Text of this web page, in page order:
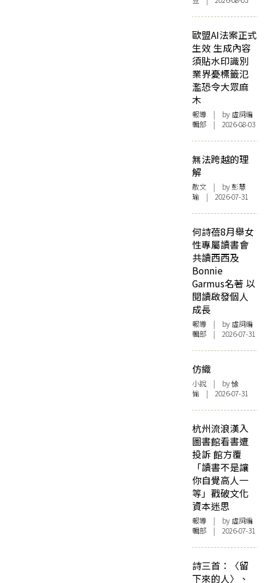
歐盟AI法案正式
生效 生成內容
須貼水印識別
業界憂標籤氾
濫恐令大眾麻
木
報導 | by 虛詞編
輯部 | 2026-08-03
無法跨越的理
解
散文 | by 彭慧
瑜 | 2026-07-31
何詩蓓8月舉女
性專屬讀書會
共讀西西及
Bonnie
Garmus名著 以
閱讀啟發個人
成長
報導 | by 虛詞編
輯部 | 2026-07-31
仿織
小說 | by 悇
愉 | 2026-07-31
杭州流浪漢入
圖書館看書遭
投訴 館方覆
「讀書不是讓
你自覺高人一
等」戳破文化
資本迷思
報導 | by 虛詞編
輯部 | 2026-07-31
詩三首：〈留
下來的人〉、